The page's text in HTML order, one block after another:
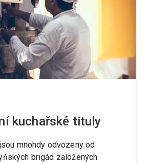
kuchařské tituly
mnohdy odvozeny od
brigád založených